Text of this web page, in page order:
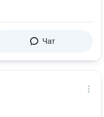
Чат